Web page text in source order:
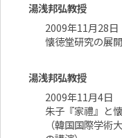
湯浅邦弘教授
2009年11月28
懐徳堂研究の展開
湯浅邦弘教授
2009年11月4日
朱子『家禮』と
（韓国国際学術